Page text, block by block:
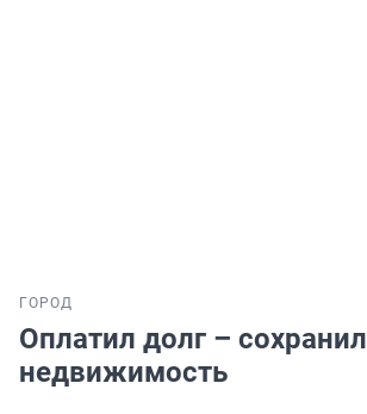
ГОРОД
Оплатил долг – сохранил
недвижимость